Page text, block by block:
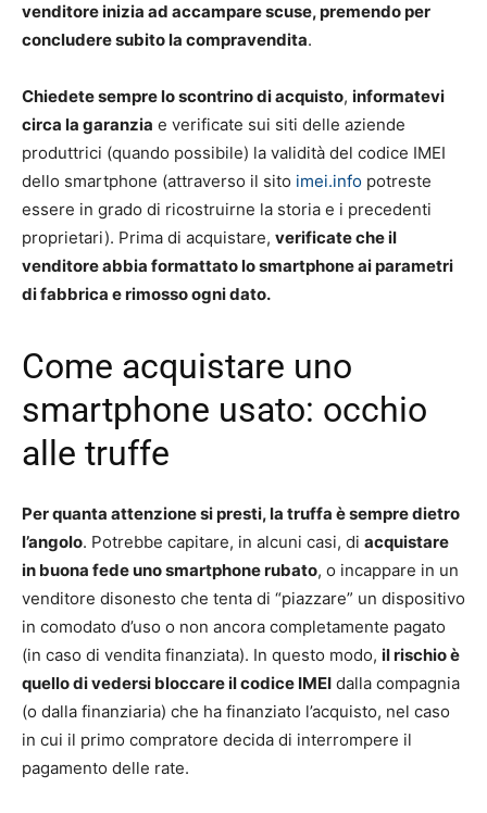
venditore inizia ad accampare scuse, premendo per
concludere subito la compravendita.
Chiedete sempre lo scontrino di acquisto, informatevi
circa la garanzia e verificate sui siti delle aziende
produttrici (quando possibile) la validità del codice IMEI
dello smartphone (attraverso il sito imei.info potreste
essere in grado di ricostruirne la storia e i precedenti
proprietari). Prima di acquistare, verificate che il
venditore abbia formattato lo smartphone ai parametri
di fabbrica e rimosso ogni dato.
Come acquistare uno
smartphone usato: occhio
alle truffe
Per quanta attenzione si presti, la truffa è sempre dietro
l’angolo. Potrebbe capitare, in alcuni casi, di acquistare
in buona fede uno smartphone rubato, o incappare in un
venditore disonesto che tenta di “piazzare” un dispositivo
in comodato d’uso o non ancora completamente pagato
(in caso di vendita finanziata). In questo modo, il rischio è
quello di vedersi bloccare il codice IMEI dalla compagnia
(o dalla finanziaria) che ha finanziato l’acquisto, nel caso
in cui il primo compratore decida di interrompere il
pagamento delle rate.